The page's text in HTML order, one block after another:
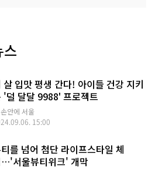
살 입맛 평생 간다! 아이들 건강 지키
'덜 달달 9988' 프로젝트
안에 서울
15:00
를 넘어 첨단 라이프스타일 체
서울뷰티위크' 개막